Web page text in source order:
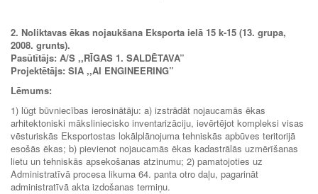
2. Noliktavas ēkas nojaukšana Eksporta ielā 15 k-15 (13. grupa,
2008. grunts).
Pasūtītājs: A/S ,,RĪGAS 1. SALDĒTAVA”
Projektētājs: SIA ,,AI ENGINEERING”
Lēmums:
1) lūgt būvniecības ierosinātāju: a) izstrādāt nojaucamās ēkas
arhitektoniski māksliniecisko inventarizāciju, ievērtējot kompleksi visas
vēsturiskās Eksportostas lokālplānojuma tehniskās apbūves teritorijā
esošās ēkas; b) pievienot nojaucamās ēkas kadastrālās uzmērīšanas
lietu un tehniskās apsekošanas atzinumu; 2) pamatojoties uz
Administratīvā procesa likuma 64. panta otro daļu, pagarināt
administratīvā akta izdošanas termiņu.